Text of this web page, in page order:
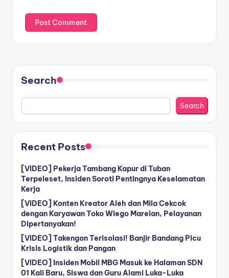
Search
Search
Recent Posts
[VIDEO] Pekerja Tambang Kapur di Tuban
Terpeleset, Insiden Soroti Pentingnya Keselamatan
Kerja
[VIDEO] Konten Kreator Aleh dan Mila Cekcok
dengan Karyawan Toko Wiego Marelan, Pelayanan
Dipertanyakan!
[VIDEO] Takengon Terisolasi! Banjir Bandang Picu
Krisis Logistik dan Pangan
[VIDEO] Insiden Mobil MBG Masuk ke Halaman SDN
01 Kali Baru, Siswa dan Guru Alami Luka-Luka